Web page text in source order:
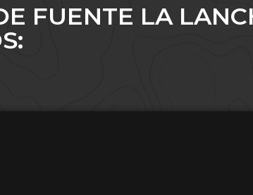
FUENTE LA